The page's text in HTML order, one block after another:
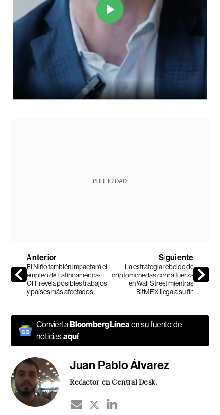
PUBLICIDAD
Anterior
El Niño también impactará el
empleo de Latinoamérica:
OIT revela posibles trabajos
y países más afectados
Siguiente
La estrategia rebelde de
criptomonedas cobra fuerza
en Wall Street mientras
BitMEX llega a su fin
ConviertaBloomberg Línea en su fuente de
noticiasaquí
Juan Pablo Álvarez
Redactor en Central Desk.